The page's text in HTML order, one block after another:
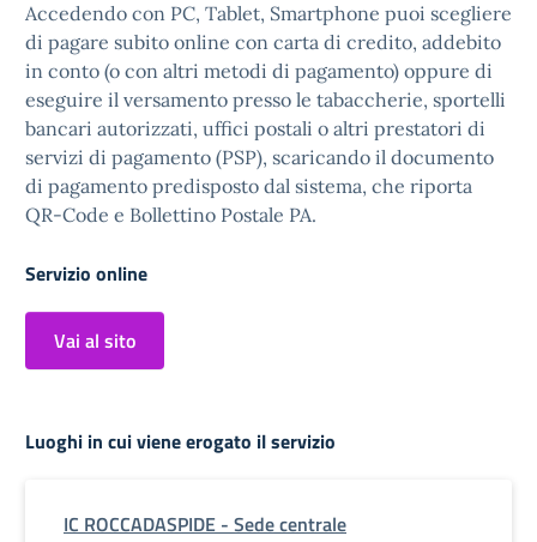
Accedendo con PC, Tablet, Smartphone puoi scegliere
di pagare subito online con carta di credito, addebito
in conto (o con altri metodi di pagamento) oppure di
eseguire il versamento presso le tabaccherie, sportelli
bancari autorizzati, uffici postali o altri prestatori di
servizi di pagamento (PSP), scaricando il documento
di pagamento predisposto dal sistema, che riporta
QR-Code e Bollettino Postale PA.
Servizio online
Vai al sito
Luoghi in cui viene erogato il servizio
IC ROCCADASPIDE - Sede centrale